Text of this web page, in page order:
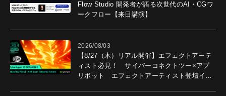
Flow Studio 開発者が語る次世代のAI・CGワ
ークフロー【来日講演】
2026/08/03
【8/27（木）リアル開催】エフェクトアーテ
ィスト必見！ サイバーコネクトツー×アプ
リボット エフェクトアーティスト登壇イベ